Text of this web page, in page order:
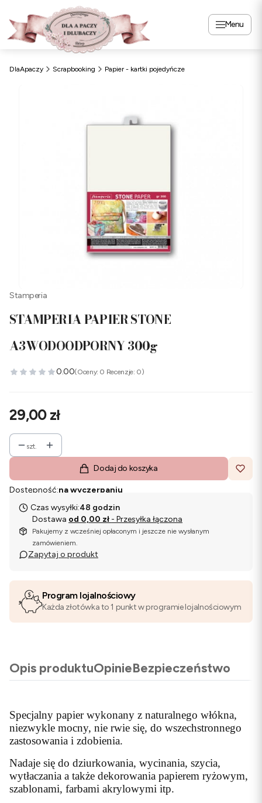
Menu
DlaApaczy Scrapbooking Papier - kartki pojedyńcze
Stamperia
STAMPERIA PAPIER STONE
A3WODOODPORNY 300g
0.00(Oceny: 0 Recenzje: 0)
Cena
29,00 zł
szt.
Dodaj do koszyka
Dostępność:na wyczerpaniu
Czas wysyłki:48 godzin
Dostawa od 0,00 zł - Przesyłka łączona
Pakujemy z wcześniej opłaconym i jeszcze nie wysłanym
zamówieniem.
Zapytaj o produkt
Program lojalnościowy
Każda złotówka to 1 punkt w programie lojalnościowym
Opis produktuOpinieBezpieczeństwo
Specjalny papier wykonany z naturalnego włókna,
niezwykle mocny, nie rwie się, do wszechstronnego
zastosowania i zdobienia.
Nadaje się do dziurkowania, wycinania, szycia,
wytłaczania a także dekorowania papierem ryżowym,
szablonami, farbami akrylowymi itp.